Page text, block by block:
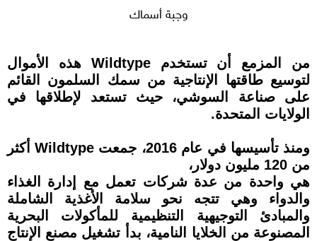
وجبة أسماك
من المزمع أن تستخدم Wildtype هذه الأموال
لتوسيع طاقتها الإنتاجية من سمك السلمون القائم
على صناعة السوشي، حيث تستعد لإطلاقها في
الولايات المتحدة.
ومنذ تأسيسها في عام 2016، جمعت Wildtype أكثر
من 120 مليون دولار،
هي واحدة من عدة شركات تعمل مع إدارة الغذاء
والدواء وهي تتجه نحو سلامة الأغذية الشاملة
والمبادئ التوجيهية التنظيمية للمأكولات البحرية
المصنوعة من الخلايا النامية، بدأ تشغيل مصنع الإنتاج